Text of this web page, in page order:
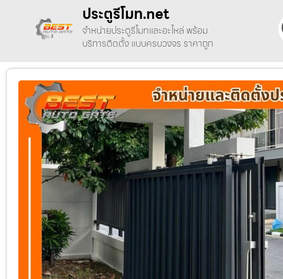
ประตูรีโมท.net
จำหน่ายประตูรีโมทและอะไหล่ พร้อม
บริการติดตั้ง แบบครบวงจร ราคาถูก